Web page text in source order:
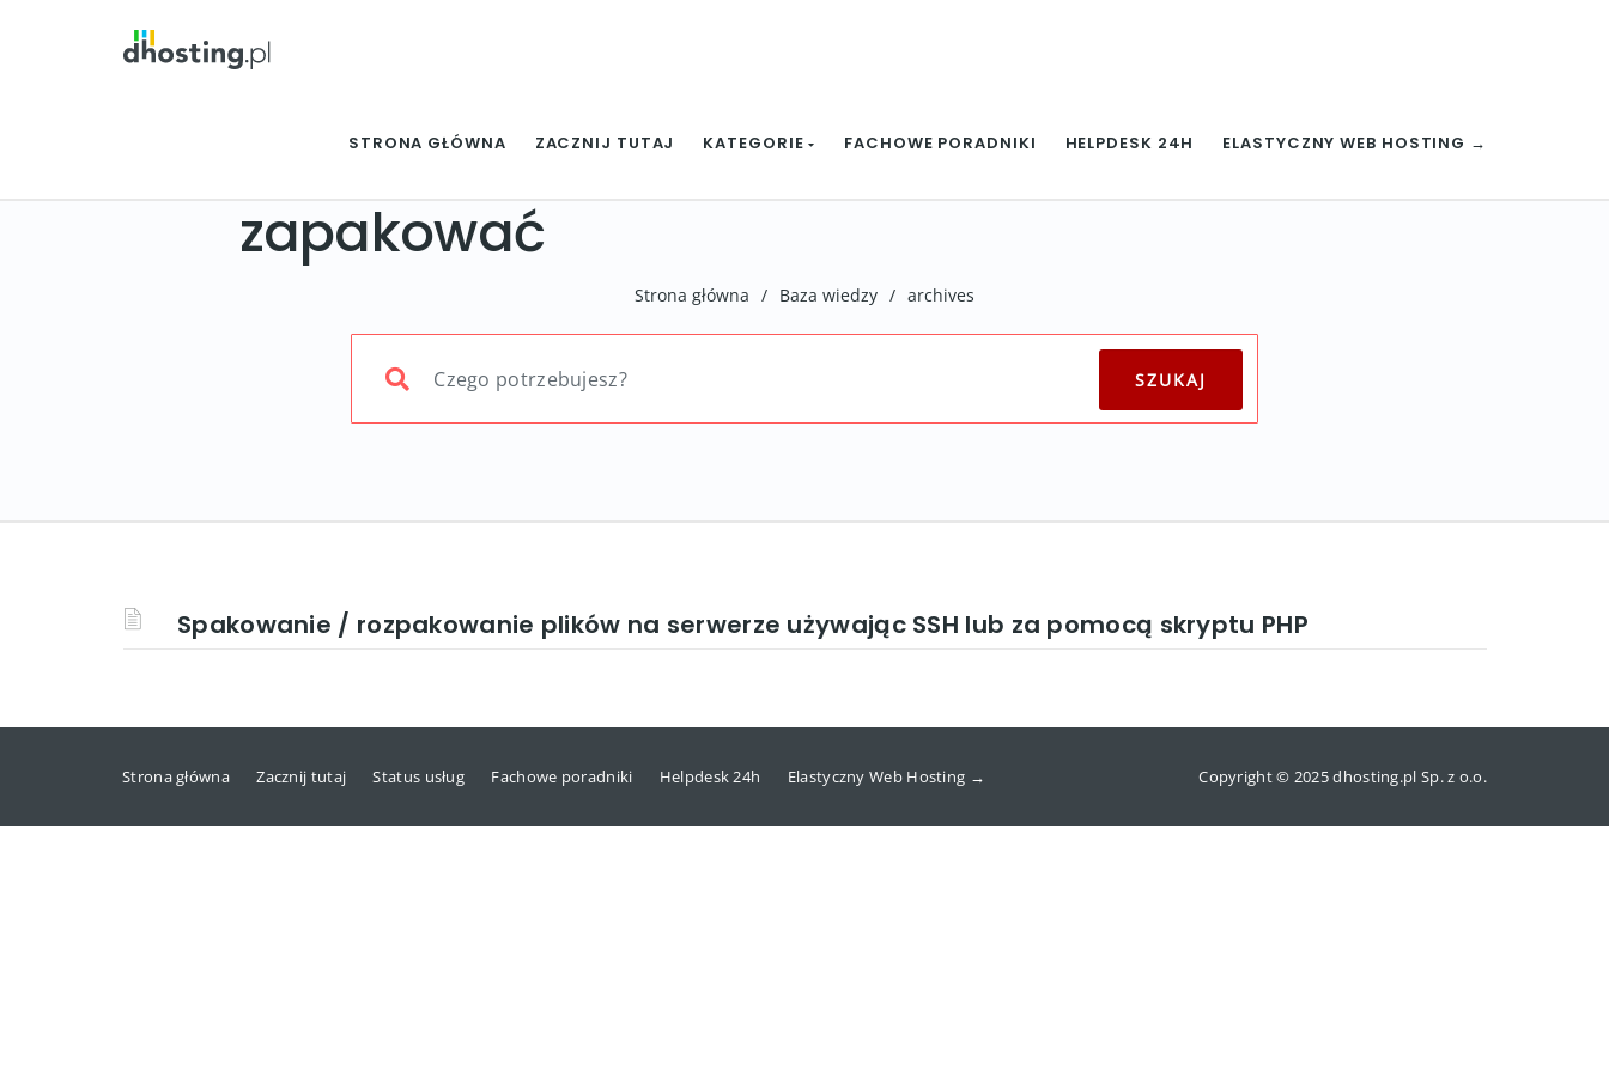
STRONA GŁÓWNA ZACZNIJ TUTAJ KATEGORIE FACHOWE PORADNIKI HELPDESK 24H ELASTYCZNY WEB HOSTING →
zapakować
Strona główna / Baza wiedzy / archives
Spakowanie / rozpakowanie plików na serwerze używając SSH lub za pomocą skryptu PHP
Strona główna Zacznij tutaj Status usług Fachowe poradniki Helpdesk 24h Elastyczny Web Hosting → Copyright © 2025 dhosting.pl Sp. z o.o.